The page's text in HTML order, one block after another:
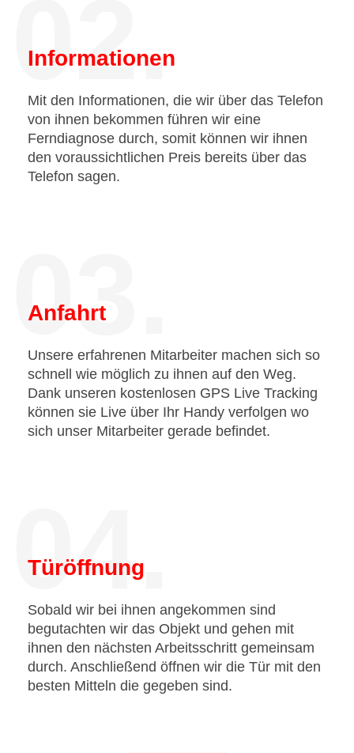
02.
Informationen
Mit den Informationen, die wir über das Telefon
von ihnen bekommen führen wir eine
Ferndiagnose durch, somit können wir ihnen
den voraussichtlichen Preis bereits über das
Telefon sagen.
03.
Anfahrt
Unsere erfahrenen Mitarbeiter machen sich so
schnell wie möglich zu ihnen auf den Weg.
Dank unseren kostenlosen GPS Live Tracking
können sie Live über Ihr Handy verfolgen wo
sich unser Mitarbeiter gerade befindet.
04.
Türöffnung
Sobald wir bei ihnen angekommen sind
begutachten wir das Objekt und gehen mit
ihnen den nächsten Arbeitsschritt gemeinsam
durch. Anschließend öffnen wir die Tür mit den
besten Mitteln die gegeben sind.